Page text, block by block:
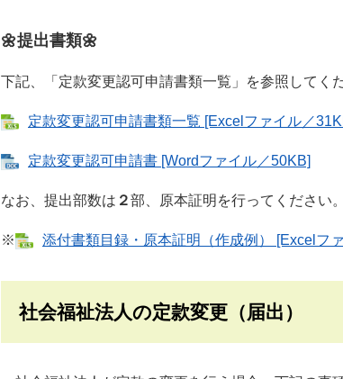
🌼提出書類🌼
下記、「定款変更認可申請書類一覧」を参照してく
定款変更認可申請書類一覧 [Excelファイル／
定款変更認可申請書 [Wordファイル／50KB]
なお、提出部数は ２部、原本証明を行ってください。
※ 添付書類目録・原本証明（作成例） [Excelフ
社会福祉法人の定款変更（届出）